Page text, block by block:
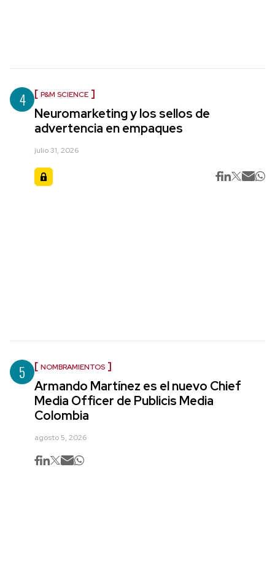
4 P&M SCIENCE
Neuromarketing y los sellos de
advertencia en empaques
julio 31, 2026
5 NOMBRAMIENTOS
Armando Martínez es el nuevo Chief
Media Officer de Publicis Media
Colombia
agosto 5, 2026